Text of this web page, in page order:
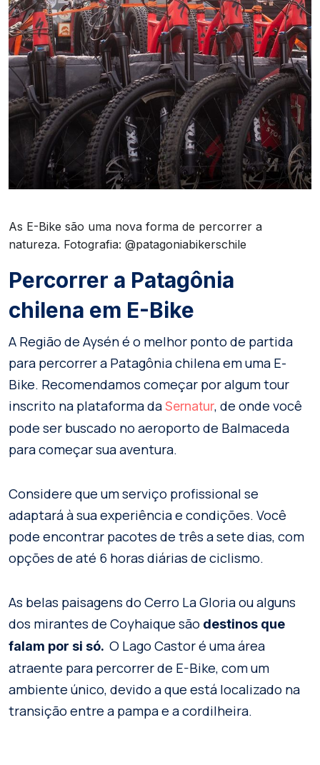
As E-Bike são uma nova forma de percorrer a
natureza. Fotografia: @patagoniabikerschile
Percorrer a Patagônia
chilena em E-Bike
A Região de Aysén é o melhor ponto de partida
para percorrer a Patagônia chilena em uma E-
Bike. Recomendamos começar por algum tour
inscrito na plataforma daSernatur, de onde você
pode ser buscado no aeroporto de Balmaceda
para começar sua aventura.
Considere que um serviço profissional se
adaptará à sua experiência e condições. Você
pode encontrar pacotes de três a sete dias, com
opções de até 6 horas diárias de ciclismo.
As belas paisagens do Cerro La Gloria ou alguns
dos mirantes de Coyhaique são destinos que
falam por si só. O Lago Castor é uma área
atraente para percorrer de E-Bike, com um
ambiente único, devido a que está localizado na
transição entre a pampa e a cordilheira.